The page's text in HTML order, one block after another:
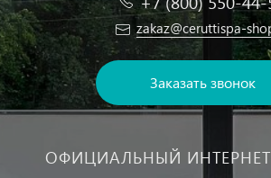
zakaz@ceruttispa-
Заказать звонок
ОФИЦИАЛЬНЫЙ